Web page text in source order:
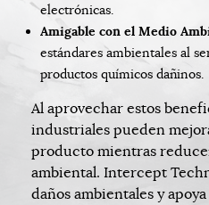
electrónicas.
Amigable con el Medio
estándares ambientales al
productos químicos dañinos.
Al aprovechar estos
industriales pueden
producto mientras
ambiental. Intercept
daños ambientales y